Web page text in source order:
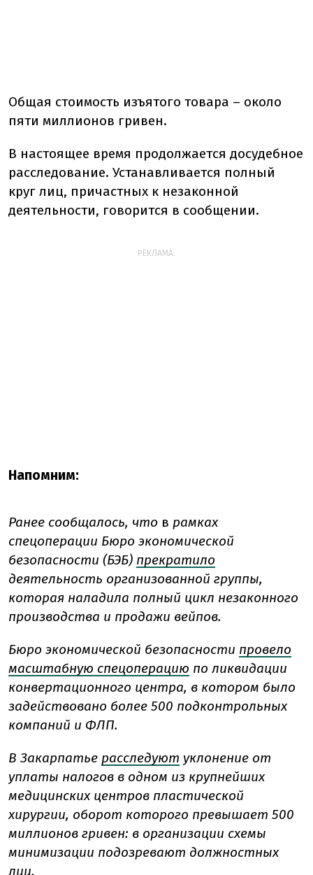
Общая стоимость изъятого товара – около
пяти миллионов гривен.
В настоящее время продолжается досудебное
расследование. Устанавливается полный
круг лиц, причастных к незаконной
деятельности, говорится в сообщении.
РЕКЛАМА:
Напомним:
Ранее сообщалось, что в рамках
спецоперации Бюро экономической
безопасности (БЭБ) прекратило
деятельность организованной группы,
которая наладила полный цикл незаконного
производства и продажи вейпов.
Бюро экономической безопасности провело
масштабную спецоперацию по ликвидации
конвертационного центра, в котором было
задействовано более 500 подконтрольных
компаний и ФЛП.
В Закарпатье расследуют уклонение от
уплаты налогов в одном из крупнейших
медицинских центров пластической
хирургии, оборот которого превышает 500
миллионов гривен: в организации схемы
минимизации подозревают должностных
лиц.